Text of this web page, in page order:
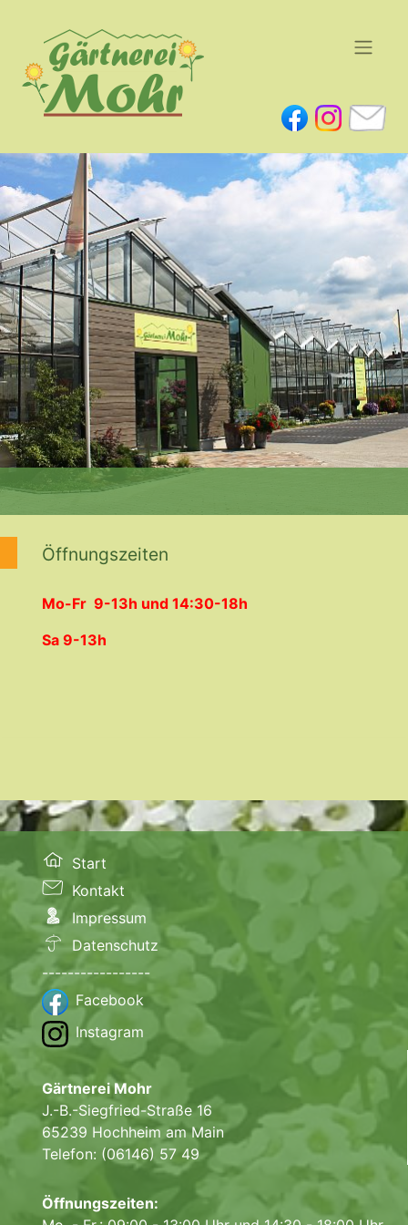
Öffnungszeiten
Mo-Fr 9-13h und 14:30-18h
Sa 9-13h
Start
Kontakt
Impressum
Datenschutz
-----------------
Facebook
Instagram
Gärtnerei Mohr
J.-B.-Siegfried-Straße 16
65239 Hochheim am Main
Telefon: (06146) 57 49
Öffnungszeiten: